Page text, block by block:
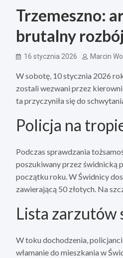
Trzemeszno:
brutalny rozbój
16 stycznia 2026 Marcin
W sobotę, 10 stycznia 2026
zostali wezwani przez
ta przyczyniła się do
Policja na
Podczas sprawdzania
poszukiwany przez świdnicką
początku roku. W Świdnicy
zawierającą 50 złotych. Na
Lista zarzutów
W toku dochodzenia,
włamanie do mieszkania w